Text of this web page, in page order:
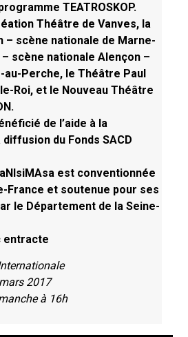
TEATROSKOP.
Théâtre de Vanves, la
– scène nationale de Marne-
– scène nationale Alençon –
Perche, le Théâtre Paul
Roi, et le Nouveau Théâtre
de l’aide à la
du Fonds SACD
est conventionnée
France et soutenue pour ses
le Département de la Seine-
entracte
2017
à 16h